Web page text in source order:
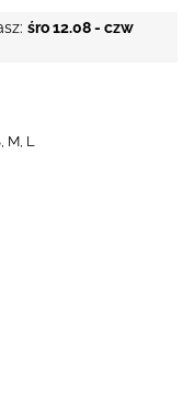
śro 12.08 - czw
L